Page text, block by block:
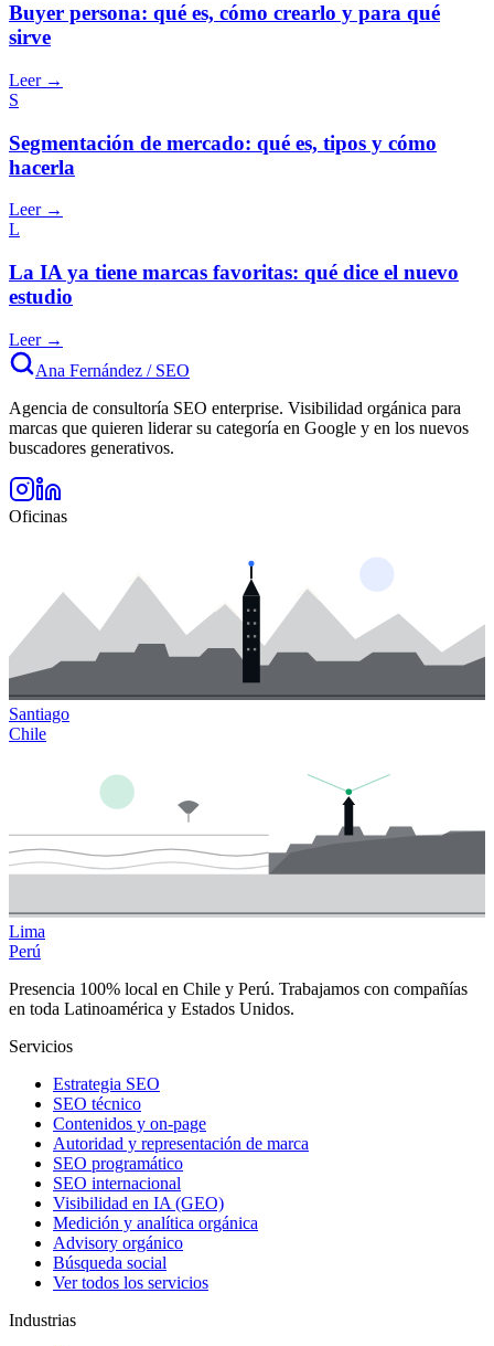
Buyer persona: qué es, cómo crearlo y para qué
sirve
Leer →
S
Segmentación de mercado: qué es, tipos y cómo
hacerla
Leer →
L
La IA ya tiene marcas favoritas: qué dice el nuevo
estudio
Leer →
Ana Fernández / SEO
Agencia de consultoría SEO enterprise. Visibilidad orgánica para
marcas que quieren liderar su categoría en Google y en los nuevos
buscadores generativos.
Oficinas
Santiago
Chile
Lima
Perú
Presencia 100% local en Chile y Perú. Trabajamos con compañías
en toda Latinoamérica y Estados Unidos.
Servicios
Estrategia SEO
SEO técnico
Contenidos y on-page
Autoridad y representación de marca
SEO programático
SEO internacional
Visibilidad en IA (GEO)
Medición y analítica orgánica
Advisory orgánico
Búsqueda social
Ver todos los servicios
Industrias